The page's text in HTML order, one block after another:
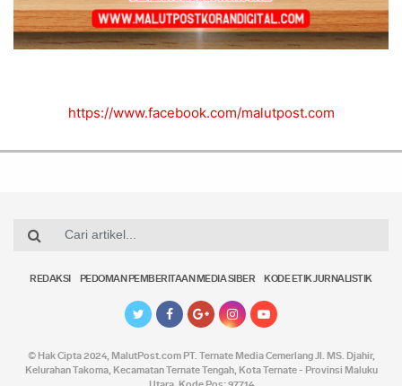
https://www.facebook.com/malutpost.com
REDAKSI PEDOMAN PEMBERITAAN MEDIA SIBER KODE ETIK JURNALISTIK
© Hak Cipta 2024, MalutPost.comPT. Ternate Media Cemerlang Jl. MS. Djahir,
Kelurahan Takoma, Kecamatan Ternate Tengah, Kota Ternate - Provinsi Maluku